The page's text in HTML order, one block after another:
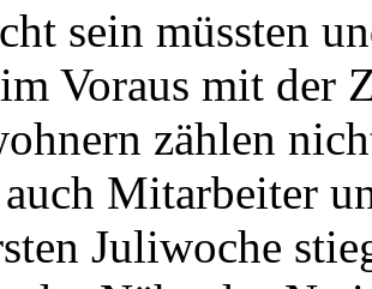
sein müssten
Voraus mit der
zählen
Mitarbeiter
Juliwoche